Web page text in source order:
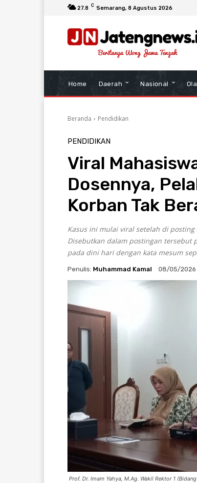
27.8 C Semarang, 8 Agustus 2026
Home Daerah Nasional
Beranda Pendidikan
PENDIDIKAN
Viral
Dosennya,
Korban Tak
Kasus ini mulai viral setelah di posting
Disebutkan dalam postingan tersebut
pada dini hari dengan kata mesum
Penulis: Muhammad Kamal 08/05/2026
Prof. Dr. Imam Yahya, M.Ag. Wakil Rektor 1